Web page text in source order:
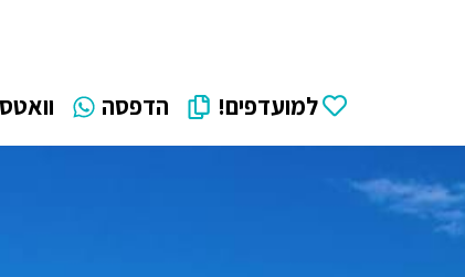
למועדפים! הדפסה